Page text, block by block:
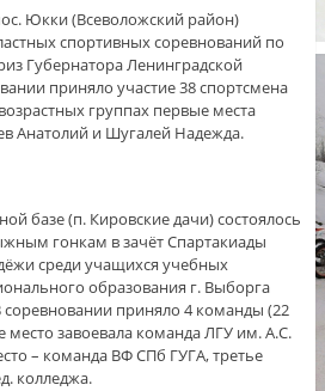
Юкки (Всеволожский район)
спортивных соревнований по
Губернатора Ленинградской
приняло участие 38 спортсмена
группах первые места
Анатолий и Шугалей Надежда.
базе (п. Кировские дачи) состоялось
гонкам в зачёт Спартакиады
среди учащихся учебных
образования г. Выборга
соревновании приняло 4 команды (22
место завоевала команда ЛГУ им. А.С.
– команда ВФ СПб ГУГА, третье
колледжа.